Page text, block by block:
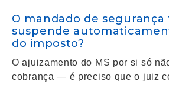
O mandado de
suspende
do imposto?
O ajuizamento do MS por si só
cobrança — é preciso que o juiz